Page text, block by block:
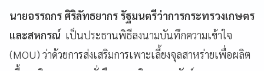
นายอรรถกร ศิริลัทธยากร รัฐมนตรีว่าการกระทรวงเกษตร
และสหกรณ์ เป็นประธานพิธีลงนามบันทึกความเข้าใจ
(MOU) ว่าด้วยการส่งเสริมการเพาะเลี้ยงจุลสาหร่ายเพื่อผลิต